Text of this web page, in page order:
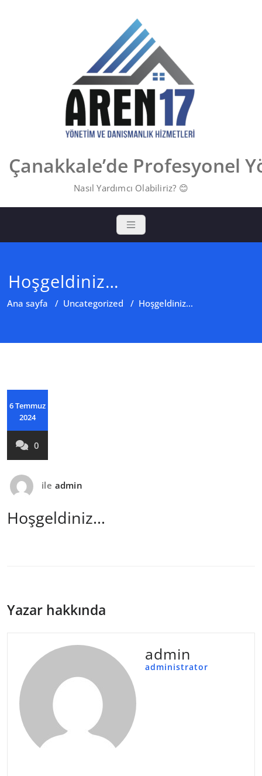
Çanakkale’de Profesyonel
Nasıl Yardımcı Olabiliriz? 😊
Hoşgeldiniz…
Ana sayfa / Uncategorized / Hoşgeldiniz…
6 Temmuz
2024
0
ile admin
Hoşgeldiniz…
Yazar hakkında
admin
administrator